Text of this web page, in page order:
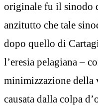
originale fu il sinodo
anzitutto che tale
dopo quello di
l’eresia pelagiana –
minimizzazione della
causata dalla colpa